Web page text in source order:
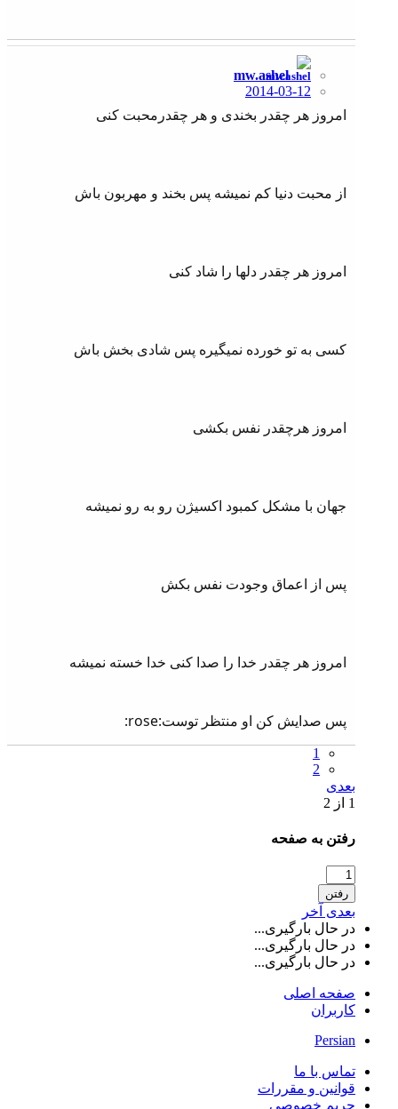
mw.ashel
2014-03-12
امروز هر چقدر بخندی و هر چقدرمحبت کنی
از محبت دنیا کم نمیشه پس بخند و مهربون باش
امروز هر چقدر دلها را شاد کنی
کسی به تو خورده نمیگیره پس شادی بخش باش
امروز هرچقدر نفس بکشی
جهان با مشکل کمبود اکسیژن رو به رو نمیشه
پس از اعماق وجودت نفس بکش
امروز هر چقدر خدا را صدا کنی خدا خسته نمیشه
پس صدایش کن او منتظر توست:rose:
1
2
بعدی
رفتن به صفحه
رفتن
بعدیآخر
در حال بارگیری...
در حال بارگیری...
در حال بارگیری...
صفحه اصلی
کاربران
Persian
تماس با ما
قوانین و مقررات
حریم خصوصی